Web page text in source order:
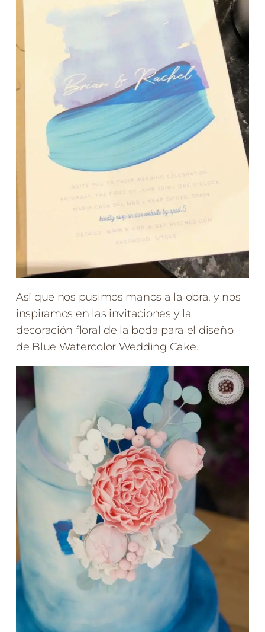
Así que nos pusimos manos a la obra, y nos
inspiramos en las invitaciones y la
decoración floral de la boda para el diseño
de Blue Watercolor Wedding Cake.